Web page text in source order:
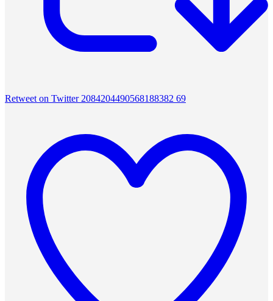
Retweet on Twitter 2084204490568188382 69